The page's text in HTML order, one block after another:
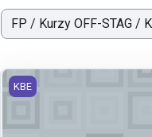
Kategorie kurzů
Pedagogická praxe
KBE